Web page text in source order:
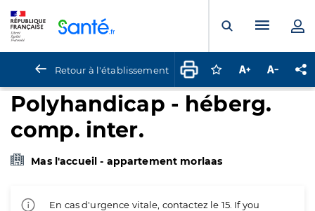
Ouvrir laMenu
Retour à l'établissement Connectez-vous
Augmenter la
Polyhandicap - héberg.
comp. inter.
Mas l'accueil - appartement morlaas
En cas d'urgence vitale, contactez le 15. If you